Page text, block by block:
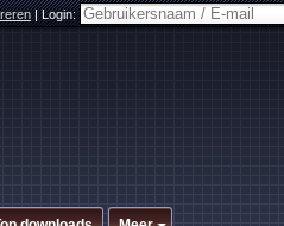
|Login: